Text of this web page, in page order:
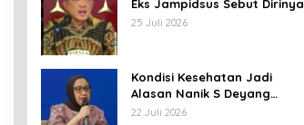
Eks Jampidsus Sebut Dirinya
Korban Kriminalisasi
25 Juli 2026
Kondisi Kesehatan Jadi
Alasan Nanik S Deyang
Mundur dari BGN, Prabowo
22 Juli 2026